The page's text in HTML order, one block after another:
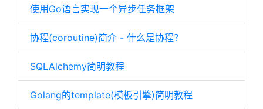
使用Go语言实现一个异步任务框架
协程(coroutine)简介 - 什么是协程？
SQLAlchemy简明教程
Golang的template(模板引擎)简明教程